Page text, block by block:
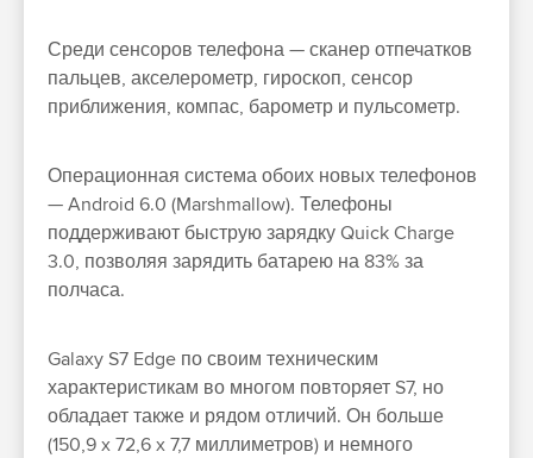
Среди сенсоров телефона — сканер отпечатков
пальцев, акселерометр, гироскоп, сенсор
приближения, компас, барометр и пульсометр.
Операционная система обоих новых телефонов
— Android 6.0 (Marshmallow). Телефоны
поддерживают быструю зарядку Quick Charge
3.0, позволяя зарядить батарею на 83% за
полчаса.
Galaxy S7 Edge по своим техническим
характеристикам во многом повторяет S7, но
обладает также и рядом отличий. Он больше
(150,9 x 72,6 x 7,7 миллиметров) и немного